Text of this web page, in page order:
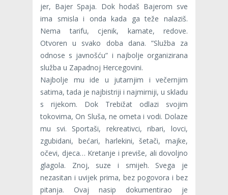
jer, Bajer Spaja. Dok hodaš Bajerom sve
ima smisla i onda kada ga teže nalaziš.
Nema tarifu, cjenik, kamate, redove.
Otvoren u svako doba dana. ”Služba za
odnose s javnošću” i najbolje organizirana
služba u Zapadnoj Hercegovini.
Najbolje mu ide u jutarnjim i večernjim
satima, tada je najbistriji i najmirniji, u skladu
s rijekom. Dok Trebižat odlazi svojim
tokovima, On Sluša, ne ometa i vodi. Dolaze
mu svi. Sportaši, rekreativci, ribari, lovci,
zgubidani, bećari, harlekini, šetači, majke,
očevi, djeca… Kretanje i previše, ali dovoljno
glagola. Znoj, suze i smijeh. Svega je
nezasitan i uvijek prima, bez pogovora i bez
pitanja. Ovaj nasip dokumentirao je